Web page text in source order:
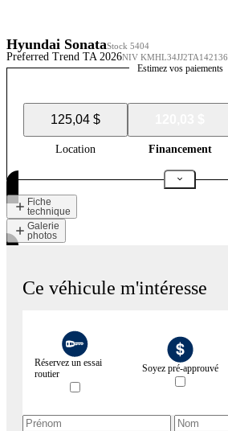
Hyundai SonataStock 5404
Preferred Trend TA 2026NIV KMHL34JJ2TA142136
Estimez vos paiements
125,04 $
Location Financement
Fiche
technique
Galerie
photos
Ce véhicule m'intéresse
Réservez un essai
routier
Soyez pré-approuvé